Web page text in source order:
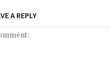
A REPLY